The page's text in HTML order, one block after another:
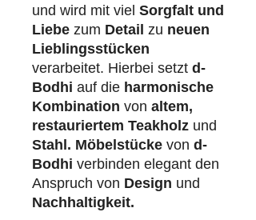
und wird mit viel Sorgfalt und
Liebe zum Detail zu neuen
Lieblingsstücken
verarbeitet. Hierbei setzt d-
Bodhi auf die harmonische
Kombination von altem,
restauriertem Teakholz und
Stahl. Möbelstücke von d-
Bodhi verbinden elegant den
Anspruch von Design und
Nachhaltigkeit.